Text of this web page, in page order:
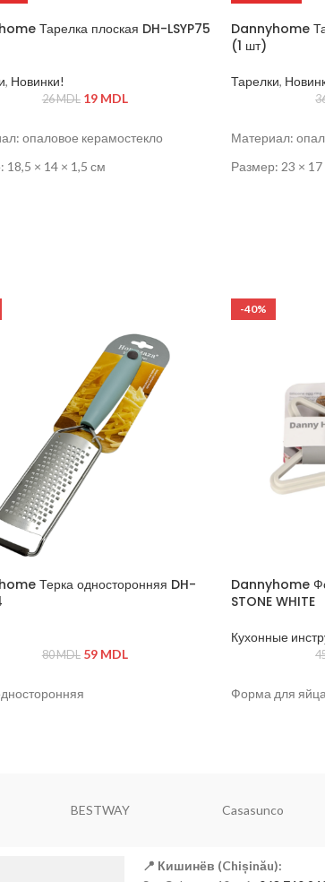
Тарелка плоская DH-LSYP75
, Новинки!
26MDL 19 MDL
опаловое керамостекло
18,5 × 14 × 1,5 см
Dannyhome
(1 шт)
Тарелки,
Материал:
Размер: 23 × 17
Терка односторонняя DH-
80MDL 59 MDL
-40%
Dannyhome
STONE WHITE
Кухонные
Форма для яйца
Brart Dannyhome
📍 Кишинёв (Chișinău):